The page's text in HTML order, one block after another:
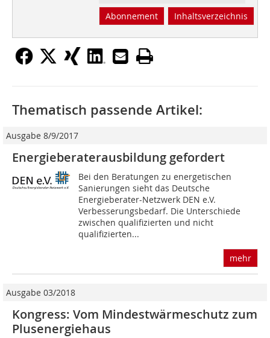
Abonnement Inhaltsverzeichnis
Thematisch passende Artikel:
Ausgabe 8/9/2017
Energieberaterausbildung gefordert
Bei den Beratungen zu ener­getischen
Sanierungen sieht das Deutsche
Energieberater-Netzwerk DEN e.V.
Verbesserungsbedarf. Die Unterschiede
zwischen qualifizierten und nicht
qualifizierten...
mehr
Ausgabe 03/2018
Kongress: Vom Mindestwärmeschutz zum
Plusenergiehaus